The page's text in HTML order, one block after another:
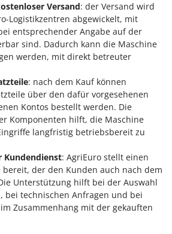
Versand: der Versand wird
Logistikzentren abgewickelt, mit
entsprechender Angabe auf der
sind. Dadurch kann die Maschine
werden, mit direkt betreuter
: nach dem Kauf können
über den dafür vorgesehenen
Kontos bestellt werden. Die
Komponenten hilft, die Maschine
langfristig betriebsbereit zu
Kundendienst: AgriEuro stellt einen
bereit, der den Kunden auch nach dem
Unterstützung hilft bei der Auswahl
bei technischen Anfragen und bei
Zusammenhang mit der gekauften